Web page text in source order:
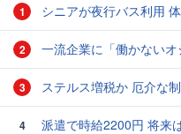
1 シニアが夜行バス利用
2 一流企業に「働かないオ
3 ステルス増税か 厄介な
4 派遣で時給2200円 将来